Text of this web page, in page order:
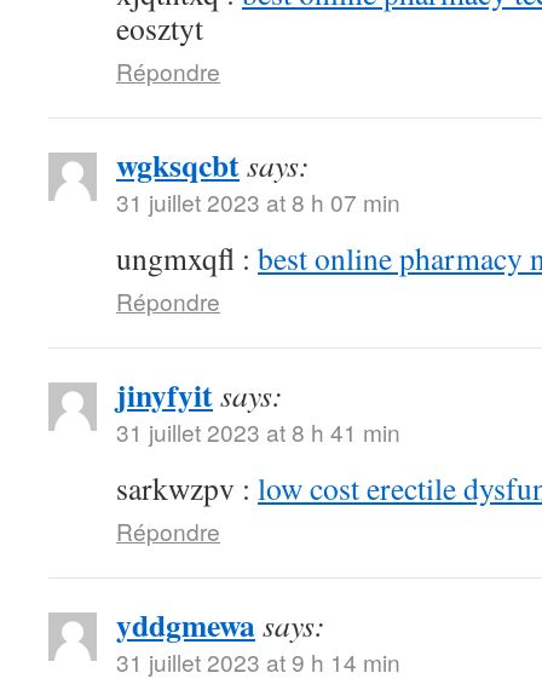
eosztyt
Répondre
wgksqcbtsays:
31 juillet 2023 at 8 h 07 min
ungmxqfl : best online pharmacy
Répondre
jinyfyitsays:
31 juillet 2023 at 8 h 41 min
sarkwzpv : low cost erectile
Répondre
yddgmewasays:
31 juillet 2023 at 9 h 14 min